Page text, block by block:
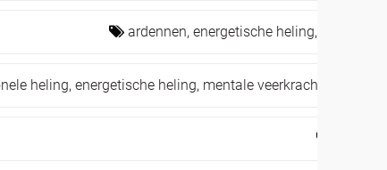
ardennen, energetische heling,
heling, energetische heling, mentale veerkracht,